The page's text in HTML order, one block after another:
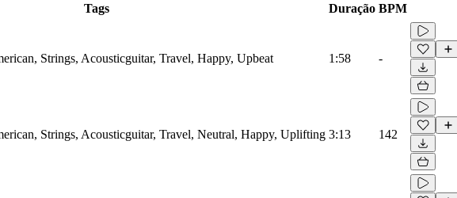
Tags Duração BPM
Strings, Acousticguitar, Travel, Happy, Upbeat 1:58 -
Strings, Acousticguitar, Travel, Neutral, Happy, Uplifting 3:13 142